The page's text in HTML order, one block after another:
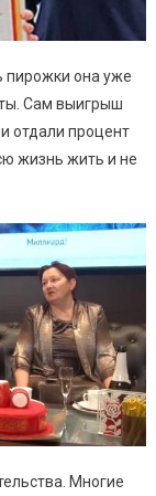
пирожки она уже
Сам выигрыш
отдали процент
жизнь жить и не
Многие